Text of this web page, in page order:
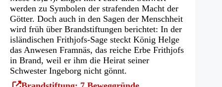
werden zu Symbolen der strafenden Macht der
Götter. Doch auch in den Sagen der Menschheit
wird früh über Brandstiftungen berichtet: In der
isländischen Frithjofs-Sage steckt König Helge
das Anwesen Framnäs, das reiche Erbe Frithjofs
in Brand, weil er ihm die Heirat seiner
Schwester Ingeborg nicht gönnt.
(Öffnet